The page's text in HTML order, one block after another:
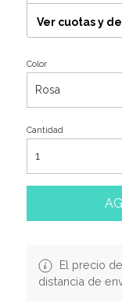
Ver cuotas y
Color
Cantidad
El precio
distancia de